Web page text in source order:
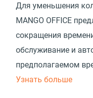
Для уменьшения
MANGO OFFICE
сокращения
обслуживание и
предполагаемом
Узнать больше